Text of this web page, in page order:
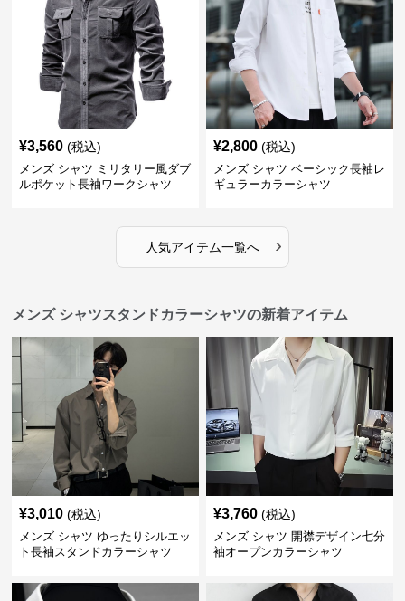
¥3,560 (税込)
メンズ シャツ ミリタリー風ダブ
ルポケット長袖ワークシャツ
¥2,800 (税込)
メンズ シャツ ベーシック長袖レ
ギュラーカラーシャツ
人気アイテム一覧へ ›
メンズ シャツスタンドカラーシャツの新着アイテム
¥3,010 (税込)
メンズ シャツ ゆったりシルエッ
ト長袖スタンドカラーシャツ
¥3,760 (税込)
メンズ シャツ 開襟デザイン七分
袖オープンカラーシャツ